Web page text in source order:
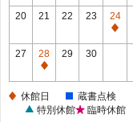
館
20 21 22 23
24
休
27
28
休
日
29 30
休館日
蔵書点検
特別休館
臨時休館